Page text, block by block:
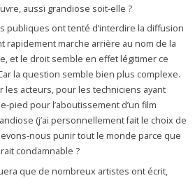
aussi grandiose soit-elle ?
publiques ont tenté d’interdire la diffusion
rapidement marche arrière au nom de la
et le droit semble en effet légitimer ce
la question semble bien plus complexe.
les acteurs, pour les techniciens ayant
pied pour l’aboutissement d’un film
(j’ai personnellement fait le choix de
nous punir tout le monde parce que
condamnable ?
que de nombreux artistes ont écrit,